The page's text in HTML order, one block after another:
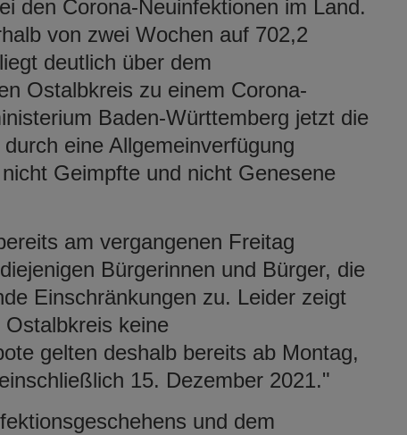
den Corona-Neuinfektionen im Land.
von zwei Wochen auf 702,2
deutlich über dem
Ostalbkreis zu einem Corona-
Baden-Württemberg jetzt die
eine Allgemeinverfügung
Geimpfte und nicht Genesene
am vergangenen Freitag
Bürgerinnen und Bürger, die
Einschränkungen zu. Leider zeigt
keine
gelten deshalb bereits ab Montag,
15. Dezember 2021."
und dem